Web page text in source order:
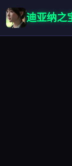
迪亚纳之